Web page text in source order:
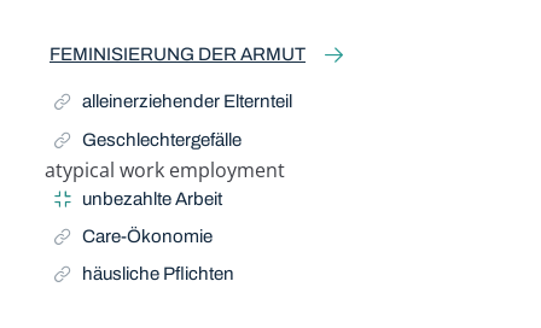
FEMINISIERUNG DER ARMUT
alleinerziehender Elternteil
Geschlechtergefälle
atypical work employment
Narrow Term
unbezahlte Arbeit
Care-Ökonomie
häusliche Pflichten